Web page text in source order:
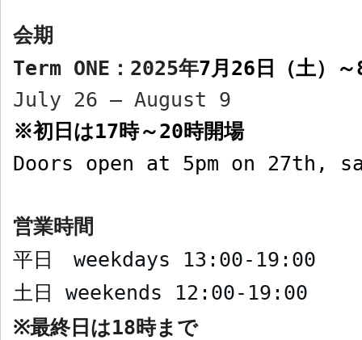
会期
Term ONE ： 2025年7月 26 日（土）～
July 26 – August 9
※初日は17時～20時開場
Doors open at 5pm on 27th,
営業時間
平日 weekdays
13:00-19:00
土日 weekends 12:00-19:00
※最終日は18時まで